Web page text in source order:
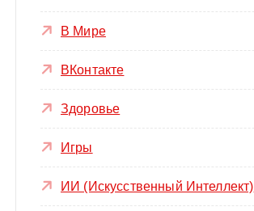
В Мире
ВКонтакте
Здоровье
Игры
ИИ (Искусственный Интеллект)